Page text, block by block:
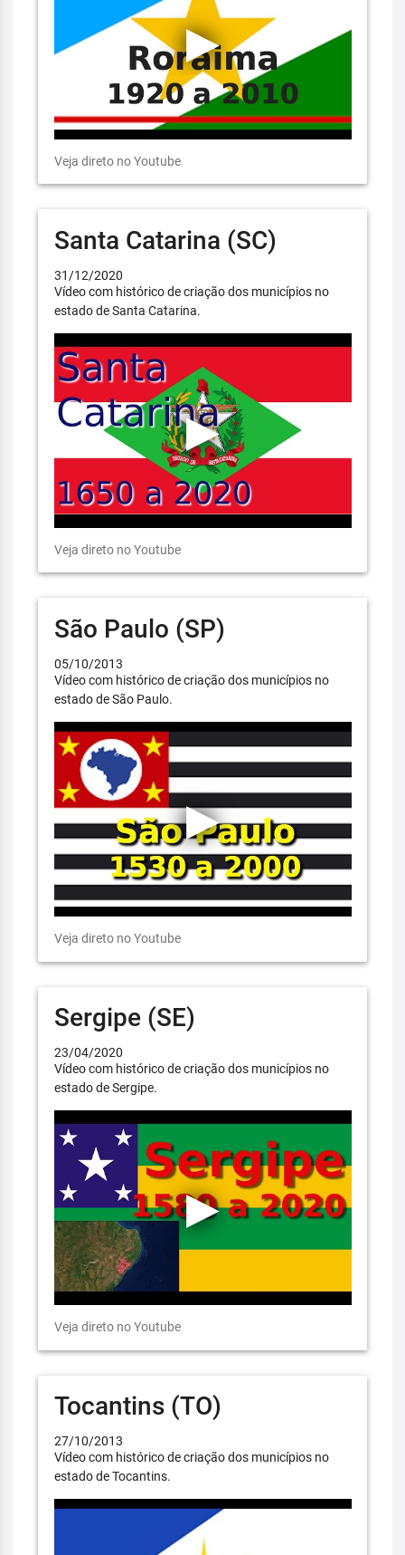
Veja direto no Youtube
Santa Catarina (SC)
31/12/2020
Vídeo com histórico de criação dos municípios no
estado de Santa Catarina.
Veja direto no Youtube
São Paulo (SP)
05/10/2013
Vídeo com histórico de criação dos municípios no
estado de São Paulo.
Veja direto no Youtube
Sergipe (SE)
23/04/2020
Vídeo com histórico de criação dos municípios no
estado de Sergipe.
Veja direto no Youtube
Tocantins (TO)
27/10/2013
Vídeo com histórico de criação dos municípios no
estado de Tocantins.